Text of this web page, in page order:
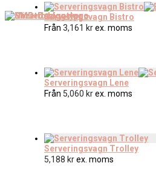
Serveringsvagn Bistro
Från 3,161 krex. moms
Serveringsvagn Lene
Från 5,060 krex. moms
Serveringsvagn Trolley
5,188 krex. moms